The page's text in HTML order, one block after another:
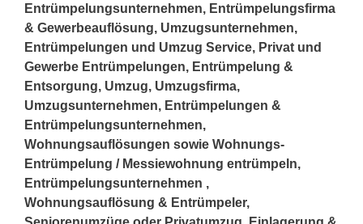
Entrümpelungsunternehmen, Entrümpelungsfirma
& Gewerbeauflösung, Umzugsunternehmen,
Entrümpelungen und Umzug Service, Privat und
Gewerbe Entrümpelungen, Entrümpelung &
Entsorgung, Umzug, Umzugsfirma,
Umzugsunternehmen, Entrümpelungen &
Entrümpelungsunternehmen,
Wohnungsauflösungen sowie Wohnungs-
Entrümpelung / Messiewohnung entrümpeln,
Entrümpelungsunternehmen ,
Wohnungsauflösung & Entrümpeler,